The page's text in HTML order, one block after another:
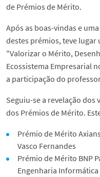
de Prémios de Mérito.
Após as boas-vindas e
destes prémios, teve lugar
"Valorizar o Mérito,
Ecossistema Empresarial
a participação do
Seguiu-se a revelação dos
dos Prémios de Mérito.
Prémio de Mérito
Vasco Fernandes
Prémio de Mérito BNP
Engenharia